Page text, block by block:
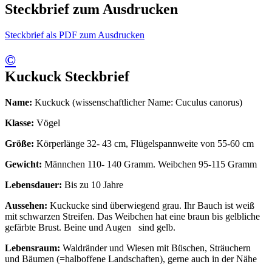
Steckbrief zum Ausdrucken
Steckbrief als PDF zum Ausdrucken
©
Kuckuck Steckbrief
Name: Kuckuck (wissenschaftlicher Name: Cuculus canorus)
Klasse: Vögel
Größe: Körperlänge 32- 43 cm, Flügelspannweite von 55-60 cm
Gewicht: Männchen 110- 140 Gramm. Weibchen 95-115 Gramm
Lebensdauer: Bis zu 10 Jahre
Aussehen: Kuckucke sind überwiegend grau. Ihr Bauch ist weiß
mit schwarzen Streifen. Das Weibchen hat eine braun bis gelbliche
gefärbte Brust. Beine und Augen sind gelb.
Lebensraum: Waldränder und Wiesen mit Büschen, Sträuchern
und Bäumen (=halboffene Landschaften), gerne auch in der Nähe